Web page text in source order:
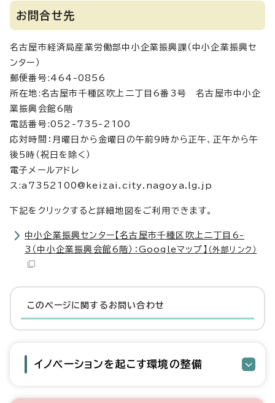
お問合せ先
名古屋市経済局産業労働部中小企業振興課（中小企業振興セ
ンター）
郵便番号:464-0856
所在地:名古屋市千種区吹上二丁目6番3号 名古屋市中小企
業振興会館6階
電話番号:052-735-2100
応対時間：月曜日から金曜日の午前9時から正午、正午から午
後5時（祝日を除く）
電子メールアドレ
ス:a7352100@keizai.city.nagoya.lg.jp
下記をクリックすると詳細地図をご利用できます。
中小企業振興センター【名古屋市千種区吹上二丁目6-
3（中小企業振興会館6階）：Googleマップ】 （外部リンク）
このページに関する お問い合わせ
イノベーションを起こす環境の整備